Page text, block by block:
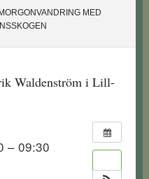
MED
Waldenström i Lill-
– 09:30